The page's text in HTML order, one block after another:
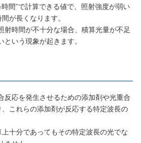
間”で計算できる値で、照射強度が弱い
が長くなります。
射時間が不十分な場合、積算光量が不足
いう現象が起きます。
反応を発生させるための添加剤や光重合
これらの添加剤が反応する特定波長の
十分であってもその特定波長の光でな